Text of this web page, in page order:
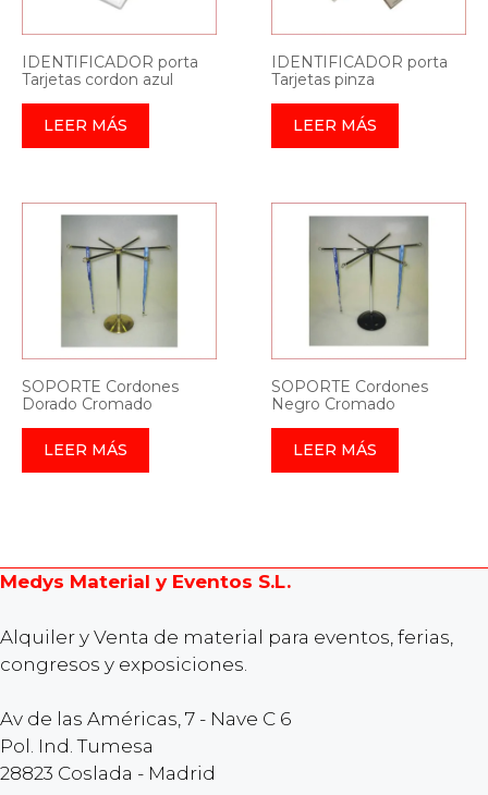
IDENTIFICADOR porta
Tarjetas cordon azul
LEER MÁS
IDENTIFICADOR porta
Tarjetas pinza
LEER MÁS
SOPORTE Cordones
Dorado Cromado
LEER MÁS
SOPORTE Cordones
Negro Cromado
LEER MÁS
Medys Material y Eventos S.L.
Alquiler y Venta de material para eventos, ferias,
congresos y exposiciones.
Av de las Américas, 7 - Nave C 6
Pol. Ind. Tumesa
28823 Coslada - Madrid